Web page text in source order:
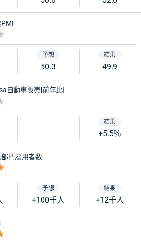
50.3 49.9
カ
自動車販売[前年比]
+5.5％
門雇用者数
+100千人 +12千人